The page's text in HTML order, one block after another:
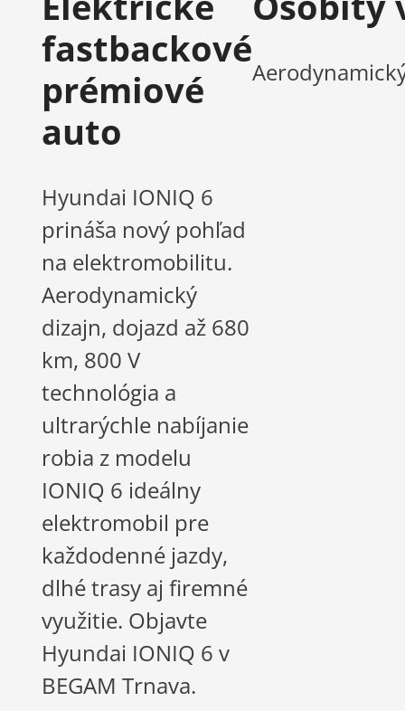
fastbackové
prémiové
auto
Hyundai IONIQ 6
prináša nový pohľad
na elektromobilitu.
Aerodynamický
dizajn, dojazd až 680
km, 800 V
technológia a
ultrarýchle nabíjanie
robia z modelu
IONIQ 6 ideálny
elektromobil pre
každodenné jazdy,
dlhé trasy aj firemné
využitie. Objavte
Hyundai IONIQ 6 v
BEGAM Trnava.